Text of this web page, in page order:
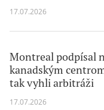
17.07.2026
Montreal podpísal
kanadským
tak vyhli arbitráži
17.07.2026